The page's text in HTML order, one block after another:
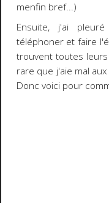
menfin bref...)
Ensuite, j'ai
téléphoner et faire
trouvent toutes
rare que j'aie mal
Donc voici pour